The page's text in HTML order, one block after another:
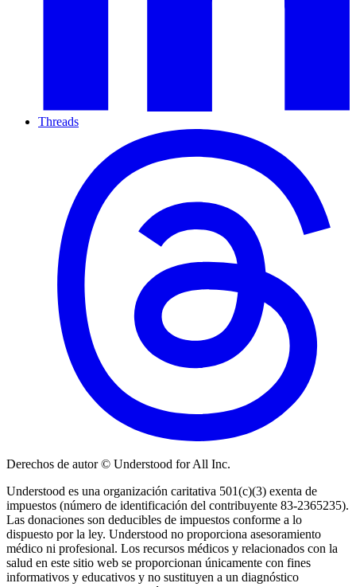
Threads
Derechos de autor © Understood for All Inc.
Understood es una organización caritativa 501(c)(3) exenta de
impuestos (número de identificación del contribuyente 83-2365235).
Las donaciones son deducibles de impuestos conforme a lo
dispuesto por la ley. Understood no proporciona asesoramiento
médico ni profesional. Los recursos médicos y relacionados con la
salud en este sitio web se proporcionan únicamente con fines
informativos y educativos y no sustituyen a un diagnóstico